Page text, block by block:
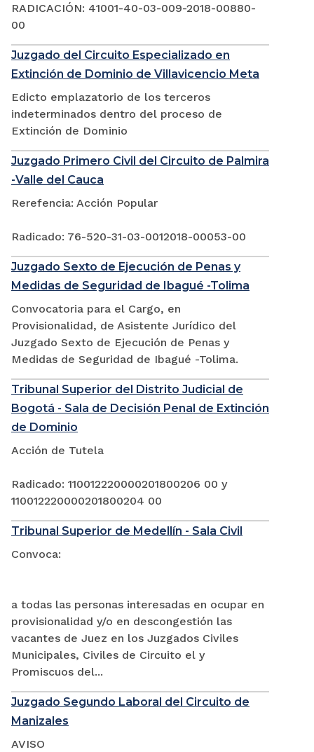
RADICACIÓN: 41001-40-03-009-2018-00880-
00
Juzgado del Circuito Especializado en
Extinción de Dominio de Villavicencio Meta
Edicto emplazatorio de los terceros
indeterminados dentro del proceso de
Extinción de Dominio
Juzgado Primero Civil del Circuito de Palmira
-Valle del Cauca
Rerefencia: Acción Popular
Radicado: 76-520-31-03-0012018-00053-00
Juzgado Sexto de Ejecución de Penas y
Medidas de Seguridad de Ibagué -Tolima
Convocatoria para el Cargo, en
Provisionalidad, de Asistente Jurídico del
Juzgado Sexto de Ejecución de Penas y
Medidas de Seguridad de Ibagué -Tolima.
Tribunal Superior del Distrito Judicial de
Bogotá - Sala de Decisión Penal de Extinción
de Dominio
Acción de Tutela
Radicado: 110012220000201800206 00 y
110012220000201800204 00
Tribunal Superior de Medellín - Sala Civil
Convoca:
a todas las personas interesadas en ocupar en
provisionalidad y/o en descongestión las
vacantes de Juez en los Juzgados Civiles
Municipales, Civiles de Circuito el y
Promiscuos del...
Juzgado Segundo Laboral del Circuito de
Manizales
AVISO